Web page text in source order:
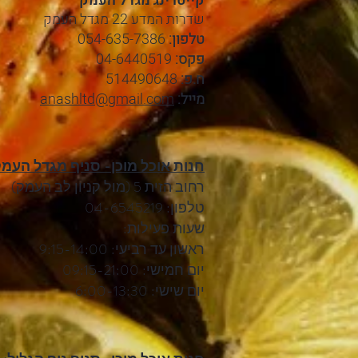
שדרות המדע 22 מגדל העמק
טלפון:054-635-7386
פקס:
ח.פ:514490648
מייל:anashltd@gmail.com
חנות אוכל מוכן- סניף מגדל
רחוב הזית 5 (מול קניון לב העמק)
טלפון: 04-6545219
שעות פעילות:
ראשון עד רביעי: 9:15-14:00
יום חמישי: 09:15-21:00
יום שישי: 6:00-13:30